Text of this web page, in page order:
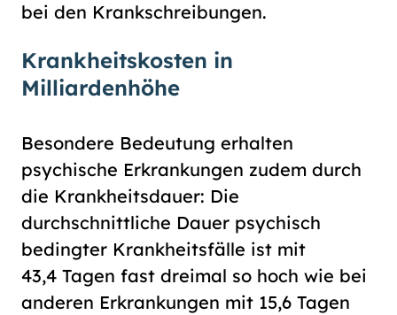
bei den Krankschreibungen.
Krankheitskosten in
Milliardenhöhe
Besondere Bedeutung erhalten
psychische Erkrankungen zudem durch
die Krankheitsdauer: Die
durchschnittliche Dauer psychisch
bedingter Krankheitsfälle ist mit
43,4 Tagen fast dreimal so hoch wie bei
anderen Erkrankungen mit 15,6 Tagen